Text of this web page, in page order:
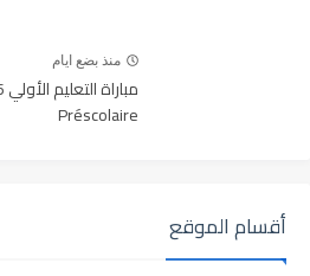
منذ بضع ايام
Préscolaire
أقسام الموقع